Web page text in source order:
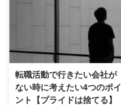
転職活動で行きたい会社が
ない時に考えたい4つのポイ
ント【プライドは捨てる】